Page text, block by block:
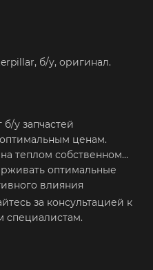
б/у, оригинал.
у запчастей
ценам.
теплом собственном
оптимальные
влияния
за консультацией к